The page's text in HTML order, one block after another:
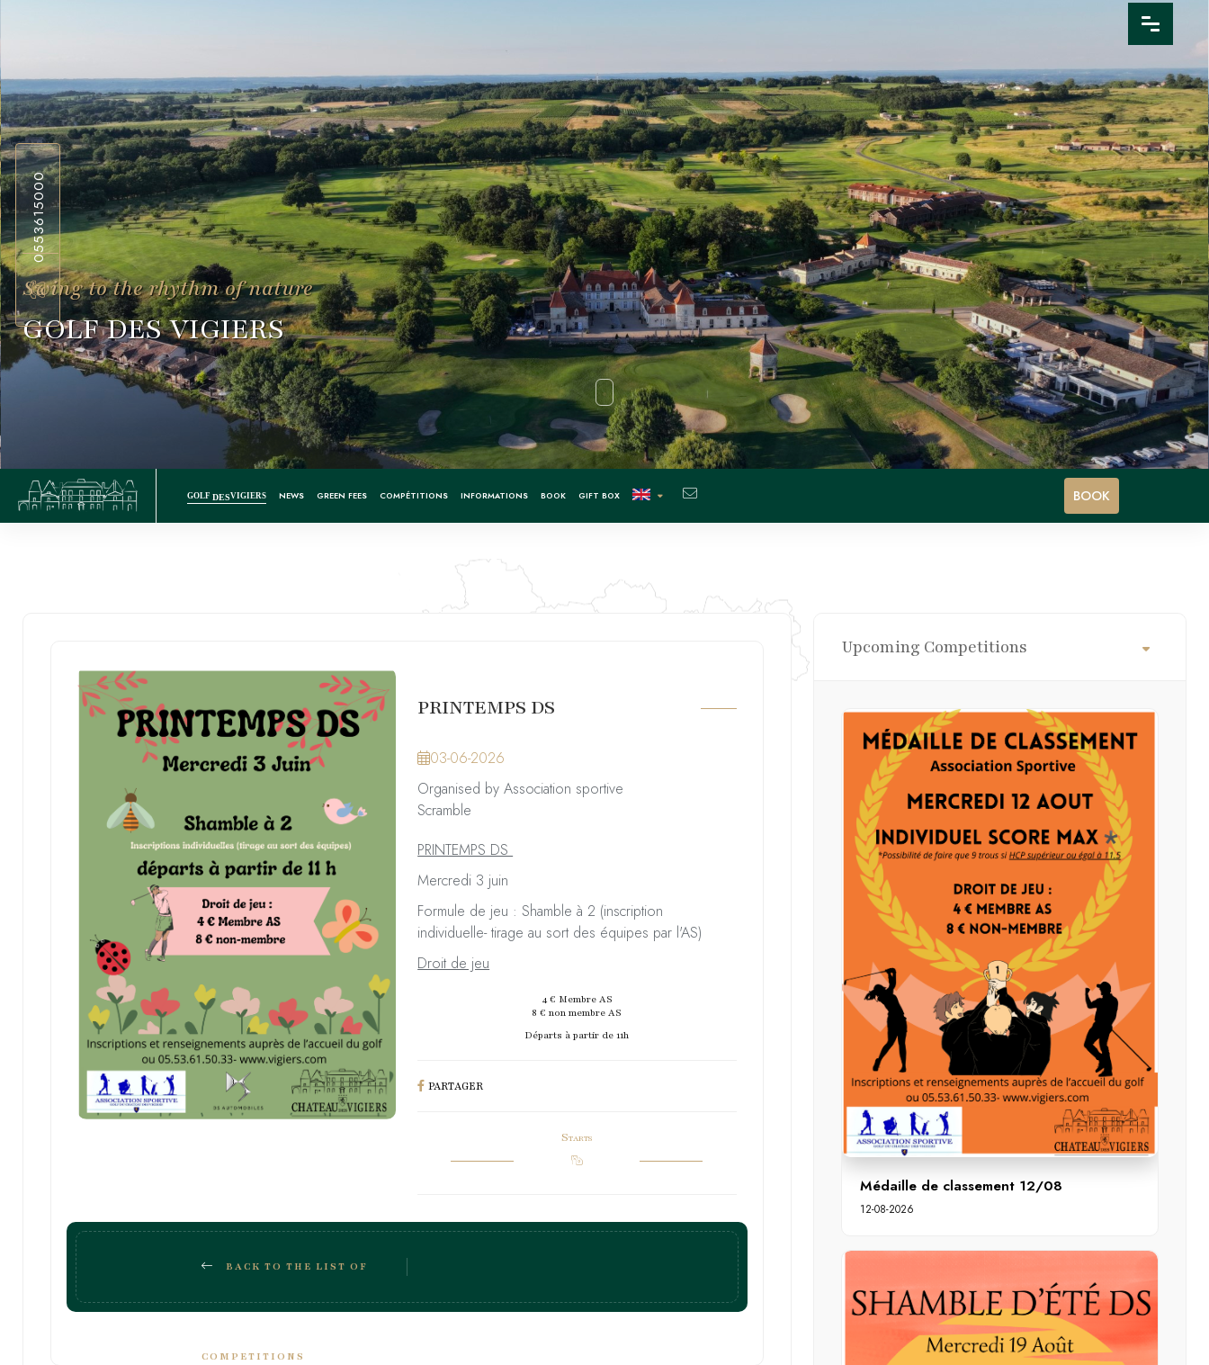
Swing to the rhythm of nature
GOLF DES VIGIERS
0553615000
GOLF DESVIGIERS NEWS GREEN FEES COMPÉTITIONS INFORMATIONS BOOK GIFT BOX BOOK
PRINTEMPS DS
03-06-2026
Organised by Association sportive
Scramble
PRINTEMPS DS
Mercredi 3 juin
Formule de jeu : Shamble à 2 (inscription
individuelle- tirage au sort des équipes par l'AS)
Droit de jeu
4 € Membre AS
8 € non membre AS
Départs à partir de 11h
PARTAGER
Starts
BACK TO THE LIST OF
COMPETITIONS
Upcoming Competitions
Médaille de classement 12/08
12-08-2026